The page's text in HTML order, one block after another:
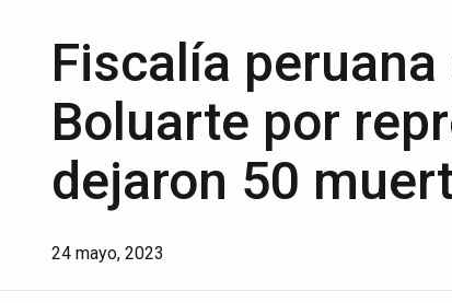
Fiscalía
Boluarte por
dejaron 50
24 mayo, 2023